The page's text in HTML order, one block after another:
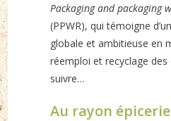
Packaging and packaging
(PPWR), qui témoigne
globale et ambitieuse en
réemploi et recyclage des
suivre…
Au rayon épicerie